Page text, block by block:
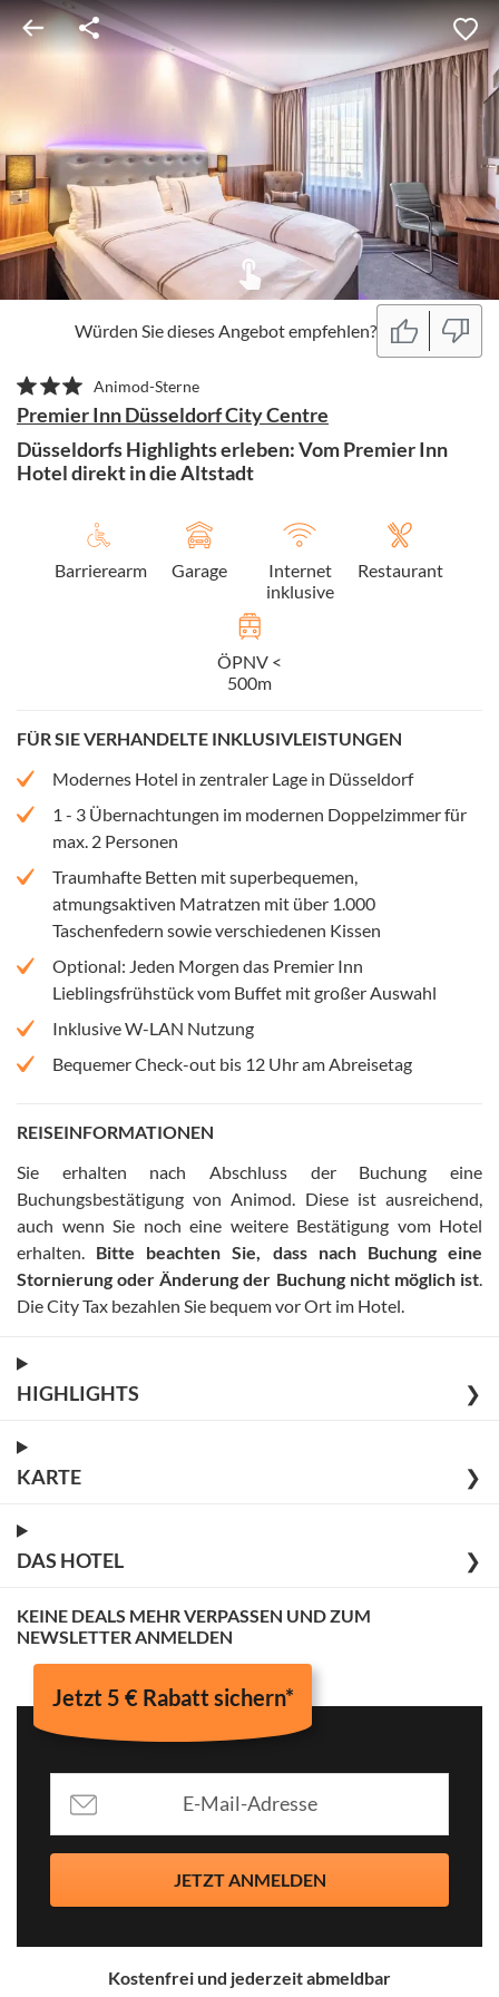
Würden Sie dieses Angebot empfehlen?
Animod-Sterne
Premier Inn Düsseldorf City Centre
Düsseldorfs Highlights erleben: Vom Premier Inn
Hotel direkt in die Altstadt
Barrierearm Garage
Internet
inklusive
Restaurant
ÖPNV <
500m
FÜR SIE VERHANDELTE INKLUSIVLEISTUNGEN
Modernes Hotel in zentraler Lage in Düsseldorf
1 - 3 Übernachtungen im modernen Doppelzimmer für
max. 2 Personen
Traumhafte Betten mit superbequemen,
atmungsaktiven Matratzen mit über 1.000
Taschenfedern sowie verschiedenen Kissen
Optional: Jeden Morgen das Premier Inn
Lieblingsfrühstück vom Buffet mit großer Auswahl
Inklusive W-LAN Nutzung
Bequemer Check-out bis 12 Uhr am Abreisetag
REISEINFORMATIONEN
Sie erhalten nach Abschluss der Buchung eine
Buchungsbestätigung von Animod. Diese ist ausreichend,
auch wenn Sie noch eine weitere Bestätigung vom Hotel
erhalten
Bitte beachten Sie, dass nach Buchung eine
Stornierung oder Änderung der Buchung nicht möglich ist
Die City Tax bezahlen Sie bequem vor Ort im Hotel
HIGHLIGHTS ❯
KARTE ❯
DAS HOTEL ❯
KEINE DEALS MEHR VERPASSEN UND ZUM
NEWSLETTER ANMELDEN
Jetzt 5 € Rabatt sichern*
JETZT ANMELDEN
Kostenfrei und jederzeit abmeldbar